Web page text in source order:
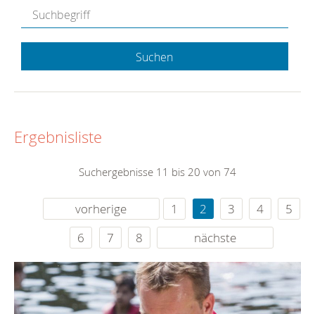
Suchen
Ergebnisliste
Suchergebnisse 11 bis 20 von 74
vorherige 1 2 3 4
5
6
7 8 nächste